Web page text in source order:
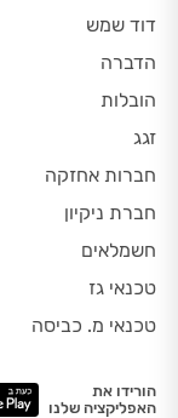
דוד שמש
הדברה
הובלות
זגג
חברות אחזקה
חברת ניקיון
חשמלאים
טכנאי גז
טכנאי מ. כביסה
הורידו את
האפליקציה שלנו